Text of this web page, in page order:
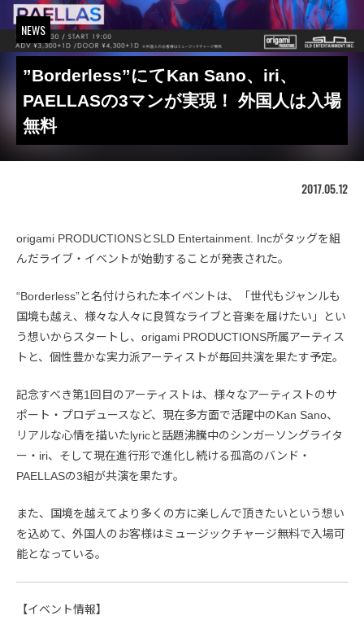
NEWS
”Borderless”にてKan Sano、iri、
PAELLASの3マンが実現！ 外国人は入場
無料
2017.05.12
origami PRODUCTIONSとSLD Entertainment. Incがタッグを組
んだライブ・イベントが始動することが発表された。
“Borderless”と名付けられた本イベントは、「世代もジャンルも
国境も越え、様々な人々に良質なライブと音楽を届けたい」とい
う想いからスタートし、origami PRODUCTIONS所属アーティス
トと、個性豊かな実力派アーティストが毎回共演を果たす予定。
記念すべき第1回目のアーティストは、様々なアーティストのサ
ポート・プロデュースなど、現在多方面で活躍中のKan Sano、
リアルな心情を描いたlyricと話題沸騰中のシンガーソングライタ
ー・iri、そして現在進行形で進化し続ける孤高のバンド・
PAELLASの3組が共演を果たす。
また、国境を越えてより多くの方に楽しんで頂きたいという想い
を込めて、外国人のお客様はミュージックチャージ無料で入場可
能となっている。
【イベント情報】